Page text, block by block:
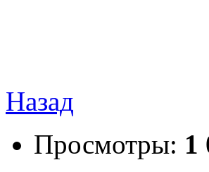
Назад
Просмотры: 1